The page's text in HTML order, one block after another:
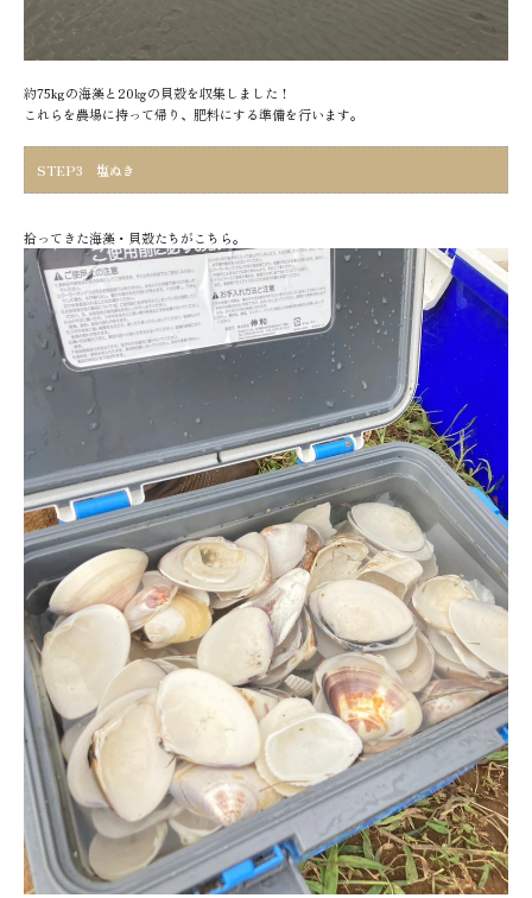
約75kgの海藻と20㎏の貝殻を収集しました！
これらを農場に持って帰り、肥料にする準備を行います。
STEP3 塩ぬき
拾ってきた海藻・貝殻たちがこちら。